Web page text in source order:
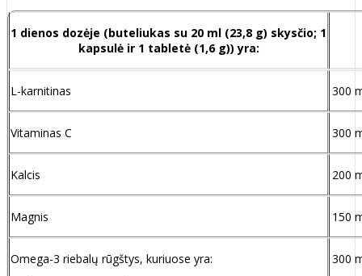
1 dienos dozėje (buteliukas su 20 ml (23,8 g) skysčio; 1
kapsulė ir 1 tabletė (1,6 g)) yra:
L-karnitinas 300
Vitaminas C 300
Kalcis 200
Magnis 150
Omega-3 riebalų rūgštys, kuriuose yra:
300